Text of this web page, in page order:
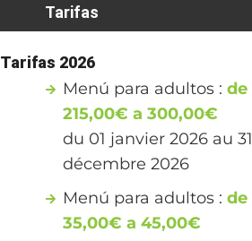
Tarifas
Tarifas 2026
Menú para adultos :de
215,00€ a 300,00€
du 01 janvier 2026 au 31
décembre 2026
Menú para adultos :de
35,00€ a 45,00€